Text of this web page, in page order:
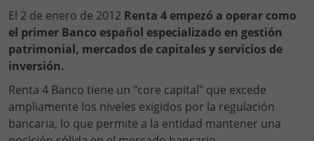
El 2 de enero de 2012 Renta 4 empezó a operar como
el primer Banco español especializado en gestión
patrimonial, mercados de capitales y servicios de
inversión.
Renta 4 Banco tiene un "core capital" que excede
ampliamente los niveles exigidos por la regulación
bancaria, lo que permite a la entidad mantener una